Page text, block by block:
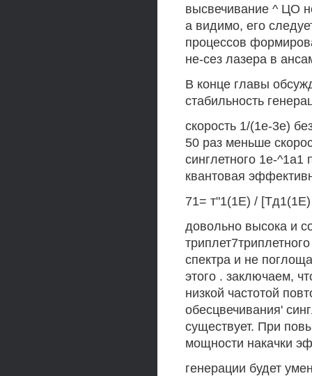
высвечивание ^ ЦО
а видимо, его
процессов
не-сез лазера в
В конце главы
стабильность
скорость 1/(1е-3е)
50 раз меньше
синглетного 1е-
квантовая
71= т"1(1Е) /
довольно высока и
спектра и не
этого . заключаем,
низкой частотой
обесцвечивания'
существует. При
мощности накачки
генерации будет